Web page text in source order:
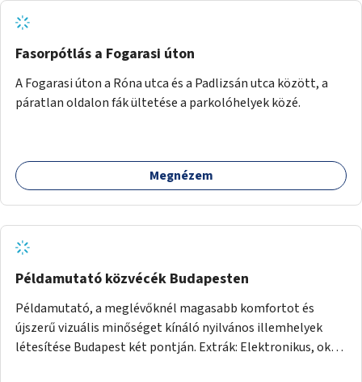
Fasorpótlás a Fogarasi úton
A Fogarasi úton a Róna utca és a Padlizsán utca között, a
páratlan oldalon fák ültetése a parkolóhelyek közé.
Megnézem
Példamutató közvécék Budapesten
Példamutató, a meglévőknél magasabb komfortot és
újszerű vizuális minőséget kínáló nyilvános illemhelyek
létesítése Budapest két pontján. Extrák: Elektronikus, okos